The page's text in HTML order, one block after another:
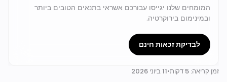
המומחים שלנו יגייסו עבורכם אשראי בתנאים הטובים ביותר
ובמינימום בירוקרטיה.
לבדיקת זכאות חינם
זמן קריאה: 5 דקות •11 ביוני 2026